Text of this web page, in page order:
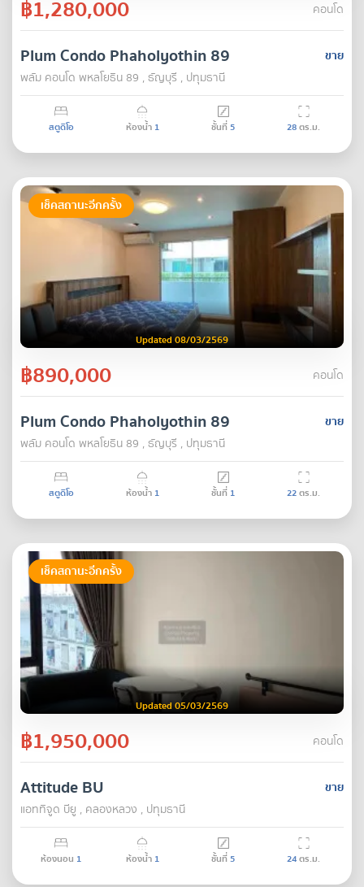
฿1,280,000 คอนโด
ขาย
Plum Condo Phaholyothin 89
พลัม คอนโด พหลโยธิน 89 , ธัญบุรี , ปทุมธานี
สตูดิโอ ห้องน้ำ 1 ชั้นที่5 28ตร.ม.
เช็คสถานะอีกครั้ง
Updated 08/03/2569
฿890,000 คอนโด
ขาย
Plum Condo Phaholyothin 89
พลัม คอนโด พหลโยธิน 89 , ธัญบุรี , ปทุมธานี
สตูดิโอ ห้องน้ำ 1 ชั้นที่ 1 22ตร.ม.
เช็คสถานะอีกครั้ง
Updated 05/03/2569
฿1,950,000 คอนโด
ขาย
Attitude BU
แอททิจูด บียู , คลองหลวง , ปทุมธานี
ห้องนอน 1 ห้องน้ำ 1 ชั้นที่5 24ตร.ม.